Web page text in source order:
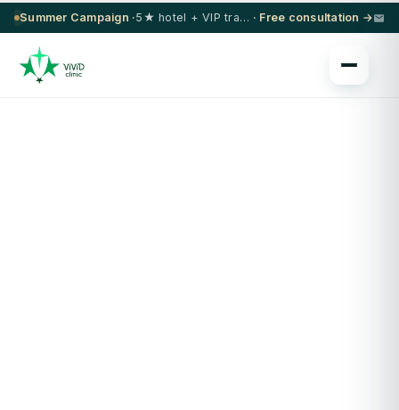
Summer Campaign · 5★ hotel + VIP transfer on select procedures · Free consultation →